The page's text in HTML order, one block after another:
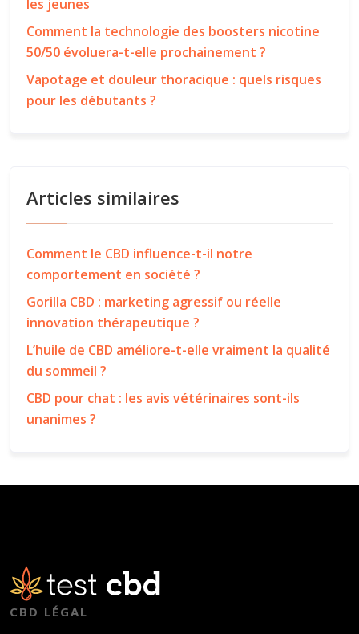
les jeunes
Comment la technologie des boosters nicotine
50/50 évoluera-t-elle prochainement ?
Vapotage et douleur thoracique : quels risques
pour les débutants ?
Articles similaires
Comment le CBD influence-t-il notre
comportement en société ?
Gorilla CBD : marketing agressif ou réelle
innovation thérapeutique ?
L’huile de CBD améliore-t-elle vraiment la qualité
du sommeil ?
CBD pour chat : les avis vétérinaires sont-ils
unanimes ?
CBD LÉGAL